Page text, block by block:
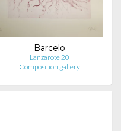
Barcelo
Lanzarote 20
Composition.gallery